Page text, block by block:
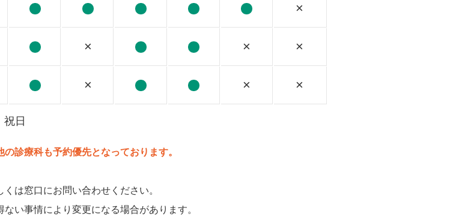
×
× × ×
× × ×
日
診療科も予約優先となっております。
は窓口にお問い合わせください。
い事情により変更になる場合があります。